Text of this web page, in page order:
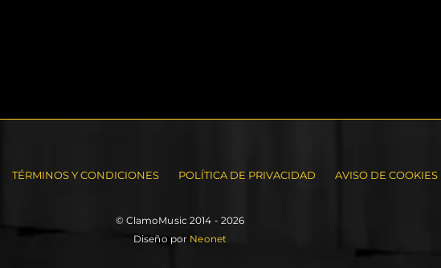
TÉRMINOS Y CONDICIONES POLÍTICA DE PRIVACIDAD AVISO DE COOKIES
© ClamoMusic 2014 - 2026
Diseño por Neonet